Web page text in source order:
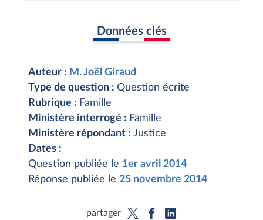
Données clés
Auteur : M. Joël Giraud
Type de question : Question écrite
Rubrique : Famille
Ministère interrogé : Famille
Ministère répondant : Justice
Dates :
Question publiée le 1er avril 2014
Réponse publiée le 25 novembre 2014
partager